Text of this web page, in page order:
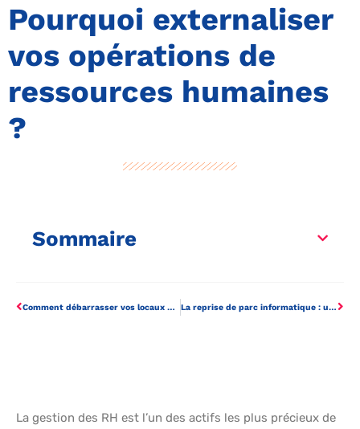
Pourquoi externaliser
vos opérations de
ressources humaines
?
Sommaire
Comment débarrasser vos locaux d’entreprise ? La reprise de parc informatique : une seconde vie pour vos matériels
La gestion des RH est l’un des actifs les plus précieux de